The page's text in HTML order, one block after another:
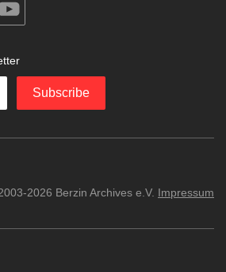
Subscribe
2026 Berzin Archives e.V. Impressum